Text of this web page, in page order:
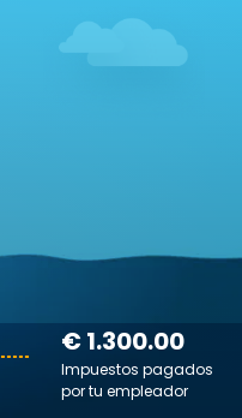
€ 1.300.00
Impuestos pagados
por tu empleador